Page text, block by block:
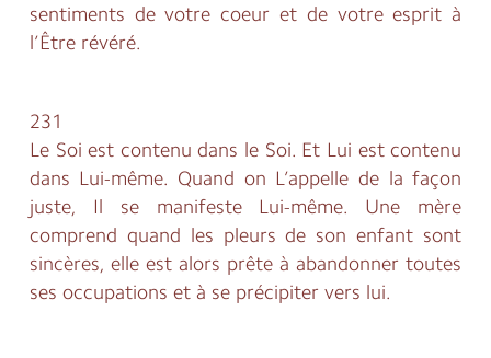
sentiments de votre coeur et de votre esprit à
l’Être révéré.
231
Le Soi est contenu dans le Soi. Et Lui est contenu
dans Lui-même. Quand on L’appelle de la façon
juste, Il se manifeste Lui-même. Une mère
comprend quand les pleurs de son enfant sont
sincères, elle est alors prête à abandonner toutes
ses occupations et à se précipiter vers lui.